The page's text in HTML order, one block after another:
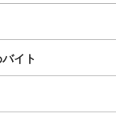
イト